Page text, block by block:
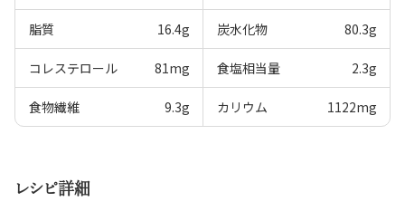
脂質 16.4g 炭水化物 80.3g
コレステロール 81mg 食塩相当量 2.3g
食物繊維 9.3g カリウム 1122mg
レシピ詳細